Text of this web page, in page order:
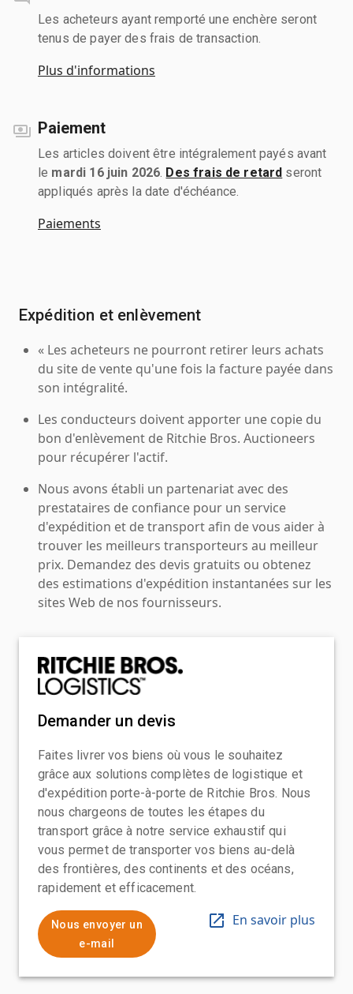
Les acheteurs ayant remporté une enchère seront
tenus de payer des frais de transaction.
Plus d'informations
Paiement
Les articles doivent être intégralement payés avant
le mardi 16 juin 2026 Des frais de retard seront
appliqués après la date d'échéance.
Paiements
Expédition et enlèvement
« Les acheteurs ne pourront retirer leurs achats
du site de vente qu'une fois la facture payée dans
son intégralité.
Les conducteurs doivent apporter une copie du
bon d'enlèvement de Ritchie Bros. Auctioneers
pour récupérer l'actif.
Nous avons établi un partenariat avec des
prestataires de confiance pour un service
d'expédition et de transport afin de vous aider à
trouver les meilleurs transporteurs au meilleur
prix. Demandez des devis gratuits ou obtenez
des estimations d'expédition instantanées sur les
sites Web de nos fournisseurs.
Demander un devis
Faites livrer vos biens où vous le souhaitez
grâce aux solutions complètes de logistique et
d'expédition porte-à-porte de Ritchie Bros. Nous
nous chargeons de toutes les étapes du
transport grâce à notre service exhaustif qui
vous permet de transporter vos biens au-delà
des frontières, des continents et des océans,
rapidement et efficacement.
Nous envoyer un
e-mail
En savoir plus